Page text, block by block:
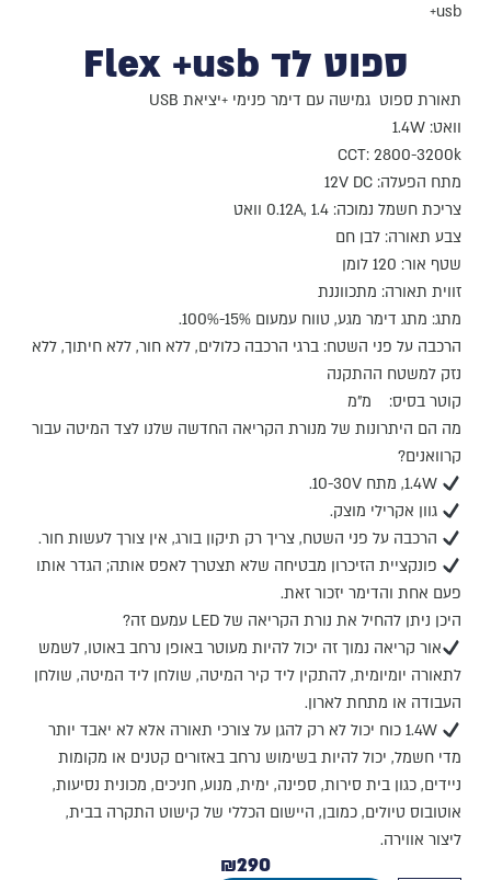
+usb
ספוט לד Flex +usb
תאורת ספוט גמישה עם דימר פנימי +יציאת USB
וואט: 1.4W
CCT: 2800-3200k
מתח הפעלה: 12V DC
צריכת חשמל נמוכה: 0.12A, 1.4 וואט
צבע תאורה: לבן חם
שטף אור: 120 לומן
זווית תאורה: מתכווננת
מתג: מתג דימר מגע, טווח עמעום 15%-100%.
הרכבה על פני השטח: ברגי הרכבה כלולים, ללא חור, ללא חיתוך, ללא
נזק למשטח ההתקנה
קוטר בסיס: מ"מ
מה הם היתרונות של מנורת הקריאה החדשה שלנו לצד המיטה עבור
קרוואנים?
1.4W, מתח 10-30V.
גוון אקרילי מוצק.
הרכבה על פני השטח, צריך רק תיקון בורג, אין צורך לעשות חור.
פונקציית הזיכרון מבטיחה שלא תצטרך לאפס אותה; הגדר אותו
פעם אחת והדימר יזכור זאת.
היכן ניתן להחיל את נורת הקריאה של LED עמעם זה?
אור קריאה נמוך זה יכול להיות מעוטר באופן נרחב באוטו, לשמש
לתאורה יומיומית, להתקין ליד קיר המיטה, שולחן ליד המיטה, שולחן
העבודה או מתחת לארון.
1.4W כוח יכול לא רק להגן על צורכי תאורה אלא לא יאבד יותר
מדי חשמל, יכול להיות בשימוש נרחב באזורים קטנים או מקומות
ניידים, כגון בית סירות, ספינה, ימית, מנוע, חניכים, מכונית נסיעות,
אוטובוס טיולים, כמובן, היישום הכללי של קישוט התקרה בבית,
ליצור אווירה.
₪290